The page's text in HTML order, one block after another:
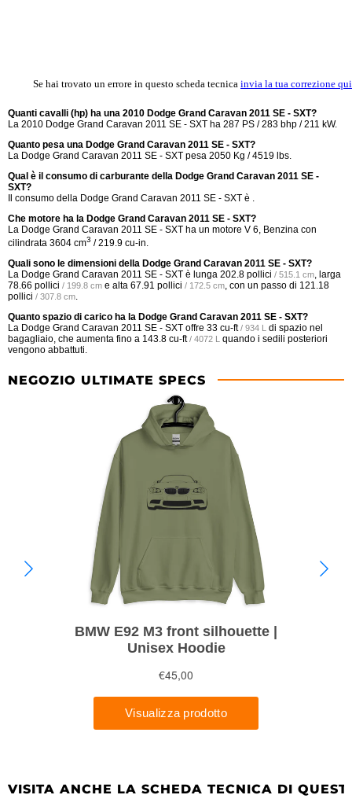
Se hai trovato un errore in questo scheda tecnica invia la tua correzione qui
Quanti cavalli (hp) ha una 2010 Dodge Grand Caravan 2011 SE - SXT?
La 2010 Dodge Grand Caravan 2011 SE - SXT ha 287 PS / 283 bhp / 211 kW.
Quanto pesa una Dodge Grand Caravan 2011 SE - SXT?
La Dodge Grand Caravan 2011 SE - SXT pesa 2050 Kg / 4519 lbs.
Qual è il consumo di carburante della Dodge Grand Caravan 2011 SE -
SXT?
Il consumo della Dodge Grand Caravan 2011 SE - SXT è .
Che motore ha la Dodge Grand Caravan 2011 SE - SXT?
La Dodge Grand Caravan 2011 SE - SXT ha un motore V 6, Benzina con
cilindrata 3604 cm3 / 219.9 cu-in.
Quali sono le dimensioni della Dodge Grand Caravan 2011 SE - SXT?
La Dodge Grand Caravan 2011 SE - SXT è lunga 202.8 pollici / 515.1 cm , larga
78.66 pollici / 199.8 cm e alta 67.91 pollici / 172.5 cm , con un passo di 121.18
pollici / 307.8 cm
Quanto spazio di carico ha la Dodge Grand Caravan 2011 SE - SXT?
La Dodge Grand Caravan 2011 SE - SXT offre 33 cu-ft / 934 L di spazio nel
bagagliaio, che aumenta fino a 143.8 cu-ft / 4072 L quando i sedili posteriori
vengono abbattuti.
NEGOZIO ULTIMATE SPECS
VISITA ANCHE LA SCHEDA TECNICA DI